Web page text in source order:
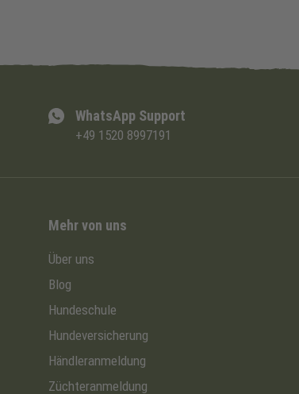
WhatsApp Support
+49 1520 8997191
Mehr von uns
Über uns
Blog
Hundeschule
Hundeversicherung
Händleranmeldung
Züchteranmeldung